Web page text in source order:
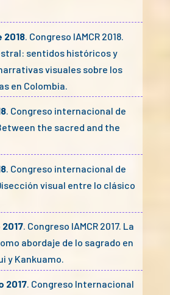
2018. Congreso IAMCR 2018.
sentidos históricos y
visuales sobre los
en Colombia.
. Congreso internacional de
the sacred and the
. Congreso internacional de
visual entre lo clásico
. Congreso IAMCR 2017. La
abordaje de lo sagrado en
y Kankuamo.
2017. Congreso Internacional